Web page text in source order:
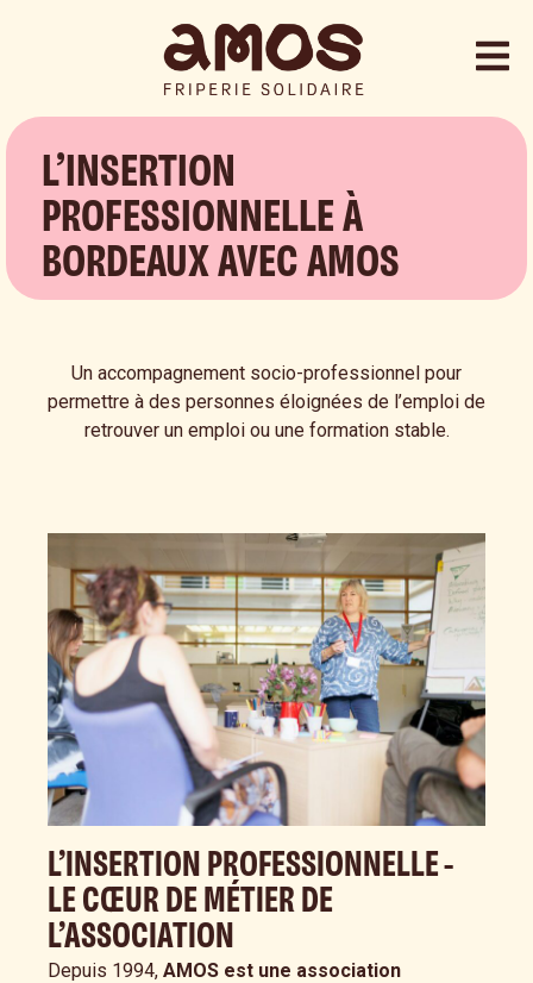
L’INSERTION
PROFESSIONNELLE À
BORDEAUX AVEC AMOS
Un accompagnement socio-professionnel pour
permettre à des personnes éloignées de l’emploi de
retrouver un emploi ou une formation stable.
L’INSERTION PROFESSIONNELLE -
LE CŒUR DE MÉTIER DE
L’ASSOCIATION
Depuis 1994, AMOS est une association